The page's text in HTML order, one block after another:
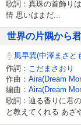
歌詞：真珠の首飾り
情 思いはまだ...
世界の片隅から
風早巽(中澤まさと
作詞： こだまさおり
作曲： Aira(Dream
編曲： Aira(Dream
歌詞：辿る香りに君
と教えてくれる あざ